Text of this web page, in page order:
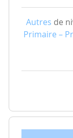
Autres de
Primaire –